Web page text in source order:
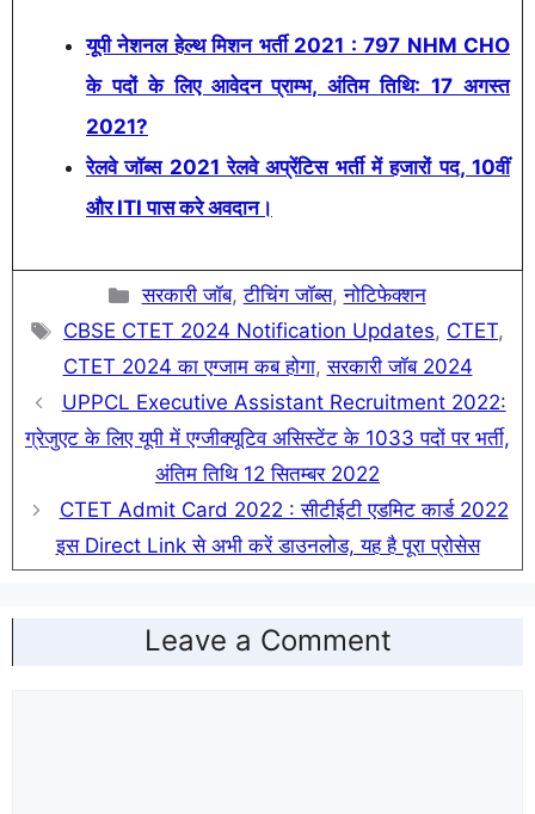
यूपी नेशनल हेल्थ मिशन भर्ती 2021 : 797 NHM CHO
के पदों के लिए आवेदन प्राम्भ, अंतिम तिथि: 17 अगस्त
2021?
रेलवे जॉब्स 2021 रेलवे अप्रेंटिस भर्ती में हजारों पद, 10वीं
और ITI पास करे अवदान।
Categories
सरकारी जॉब,टीचिंग जॉब्स,नोटिफेक्शन
Tags
CBSE CTET 2024 Notification Updates, CTET,
CTET 2024 का एग्जाम कब होगा,सरकारी जॉब 2024
UPPCL Executive Assistant Recruitment 2022:
ग्रेजुएट के लिए यूपी में एग्जीक्यूटिव असिस्टेंट के 1033 पदों पर भर्ती,
अंतिम तिथि 12 सितम्बर 2022
CTET Admit Card 2022 : सीटीईटी एडमिट कार्ड 2022
इस Direct Link से अभी करें डाउनलोड, यह है पूरा प्रोसेस
Leave a Comment